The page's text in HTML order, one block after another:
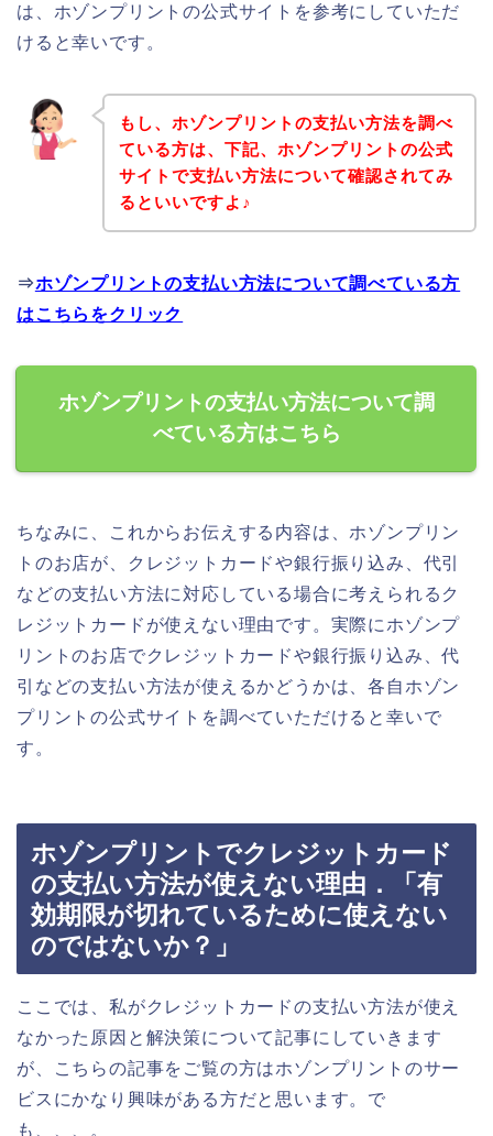
は、ホゾンプリントの公式サイトを参考にしていただ
けると幸いです。
もし、ホゾンプリントの支払い方法を調べ
ている方は、下記、ホゾンプリントの公式
サイトで支払い方法について確認されてみ
るといいですよ♪
⇒ホゾンプリントの支払い方法について調べている方
はこちらをクリック
ホゾンプリントの支払い方法について調
べている方はこちら
ちなみに、これからお伝えする内容は、ホゾンプリン
トのお店が、クレジットカードや銀行振り込み、代引
などの支払い方法に対応している場合に考えられるク
レジットカードが使えない理由です。実際にホゾンプ
リントのお店でクレジットカードや銀行振り込み、代
引などの支払い方法が使えるかどうかは、各自ホゾン
プリントの公式サイトを調べていただけると幸いで
す。
ホゾンプリントでクレジットカード
の支払い方法が使えない理由．「有
効期限が切れているために使えない
のではないか？」
ここでは、私がクレジットカードの支払い方法が使え
なかった原因と解決策について記事にしていきます
が、こちらの記事をご覧の方はホゾンプリントのサー
ビスにかなり興味がある方だと思います。で
も、、、。